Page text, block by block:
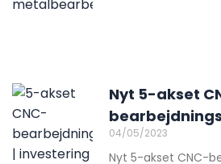
Nyt 5-akset
04/05/2023
Nyt 5-akset CNC-